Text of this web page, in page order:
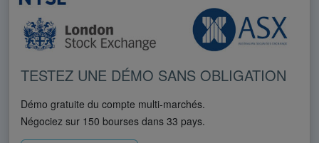
TESTEZ UNE DÉMO SANS OBLIGATION
Démo gratuite du compte multi-marchés.
Négociez sur 150 bourses dans 33 pays.